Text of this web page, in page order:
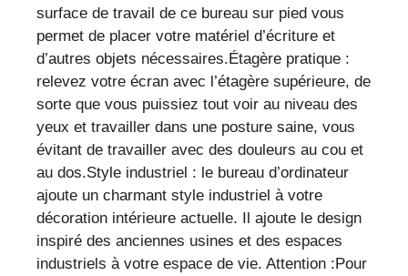
surface de travail de ce bureau sur pied vous
permet de placer votre matériel d’écriture et
d’autres objets nécessaires.Étagère pratique :
relevez votre écran avec l’étagère supérieure, de
sorte que vous puissiez tout voir au niveau des
yeux et travailler dans une posture saine, vous
évitant de travailler avec des douleurs au cou et
au dos.Style industriel : le bureau d’ordinateur
ajoute un charmant style industriel à votre
décoration intérieure actuelle. Il ajoute le design
inspiré des anciennes usines et des espaces
industriels à votre espace de vie. Attention :Pour